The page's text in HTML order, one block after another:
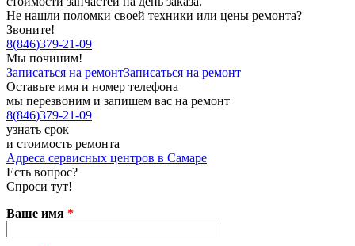
Не нашли поломки своей техники или цены ремонта?
Звоните!
8(846)379-21-09
Мы починим!
Записаться на ремонтЗаписаться на ремонт
Оставьте имя и номер телефона
мы перезвоним и запишем вас на ремонт
8(846)379-21-09
узнать срок
и стоимость ремонта
Адреса сервисных центров в Самаре
Есть вопрос?
Спроси тут!
Ваше имя *